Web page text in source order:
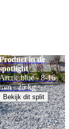
in de
blue - 8-16
- 25 kg
Bekijk dit split